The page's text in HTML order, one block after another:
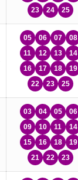
23
24 25
05 06 07
08
11
12 13
14
16
17 18
19
22
23 25
03 04 05
06
09
10 11
14
15
16 18
19
21
22 23